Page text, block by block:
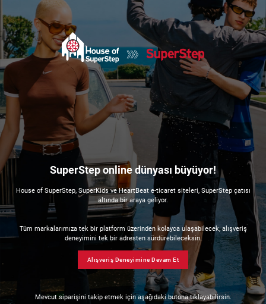
SuperStep online dünyası büyüyor!
House of SuperStep, SuperKids ve HeartBeat e-ticaret siteleri, SuperStep çatısı
altında bir araya geliyor.
Tüm markalarımıza tek bir platform üzerinden kolayca ulaşabilecek, alışveriş
deneyimini tek bir adresten sürdürebileceksin.
Alışveriş Deneyimine Devam Et
Mevcut siparişini takip etmek için aşağıdaki butona tıklayabilirsin.